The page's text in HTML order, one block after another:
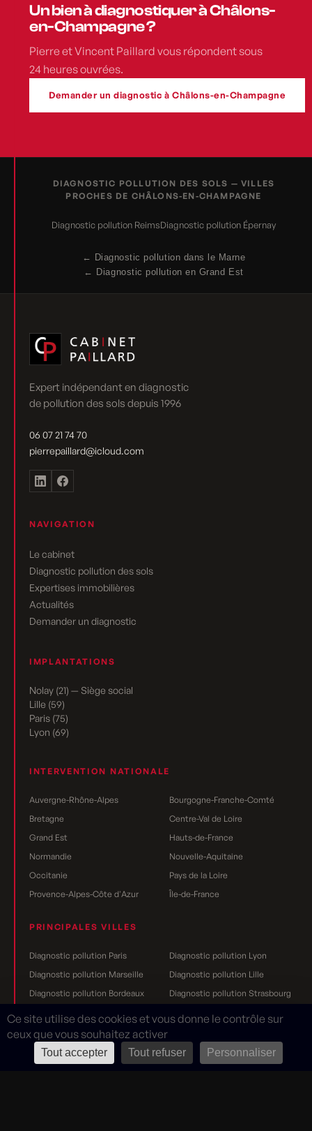
Un bien à diagnostiquer à Châlons-
en-Champagne ?
Pierre et Vincent Paillard vous répondent sous
24 heures ouvrées.
Demander un diagnostic à Châlons-en-Champagne
DIAGNOSTIC POLLUTION DES SOLS — VILLES
PROCHES DE CHÂLONS-EN-CHAMPAGNE
Diagnostic pollution ReimsDiagnostic pollution Épernay
← Diagnostic pollution dans le Marne
← Diagnostic pollution en Grand Est
Expert indépendant en diagnostic
de pollution des sols depuis 1996
06 07 21 74 70
pierrepaillard@icloud.com
NAVIGATION
Le cabinet
Diagnostic pollution des sols
Expertises immobilières
Actualités
Demander un diagnostic
IMPLANTATIONS
Nolay (21) — Siège social
Lille (59)
Paris (75)
Lyon (69)
INTERVENTION NATIONALE
Auvergne-Rhône-Alpes
Bourgogne-Franche-Comté
Bretagne
Centre-Val de Loire
Grand Est
Hauts-de-France
Normandie
Nouvelle-Aquitaine
Occitanie
Pays de la Loire
Provence-Alpes-Côte d'Azur
Île-de-France
PRINCIPALES VILLES
Diagnostic pollution Paris
Diagnostic pollution Lyon
Diagnostic pollution Marseille
Diagnostic pollution Lille
Diagnostic pollution Bordeaux
Diagnostic pollution Strasbourg
Diagnostic pollution Grenoble
Diagnostic pollution Dijon
Diagnostic pollution Reims
Ce site utilise des cookies et vous donne le contrôle sur
ceux que vous souhaitez activer
Tout accepter Tout refuser Personnaliser